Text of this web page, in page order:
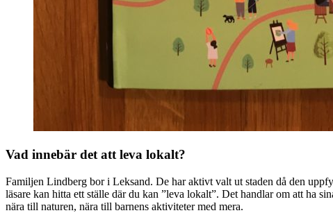
Vad innebär det att leva lokalt?
Familjen Lindberg bor i Leksand. De har aktivt valt ut staden då den
läsare kan hitta ett ställe där du kan ”leva lokalt”. Det handlar om att ha
nära till naturen, nära till barnens aktiviteter med mera.